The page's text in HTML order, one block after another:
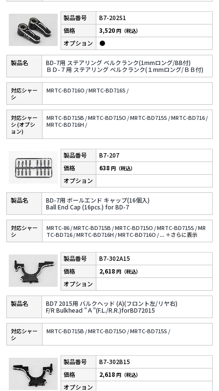
B7-202S1
BD-7用 ステアリング ベルクランク(1mmロング/BB付)
ＢＤ-７用 ステアリング ベルクランク(１mmロング/ＢＢ付)
3,520円（税込）
●
対応シャー
シ
MRTC-BD716O /MRTC-BD716S /
対応シャー
シ (オプシ
ョン)
MRTC-BD715B /MRTC-BD715O /MRTC-BD715S /MRTC-BD716 /
MRTC-BD716H /
B7-207
BD-7用 ボールエンド キャップ(16個入)
Ball End Cap (16pcs.) for BD-7
638円（税込）
対応シャー
シ
MRTC-86 /MRTC-BD715B /MRTC-BD715O /MRTC-BD715S /MR
TC-BD716 /MRTC-BD716H /MRTC-BD716O /... ＋さらに表⽰
B7-302A15
BD7 2015用 バルクヘッド (A)(フロント左/リヤ右)
F/R Bulkhead ”Ａ”(F.L./R.R.)forBD72015
2,618円（税込）
対応シャー
シ
MRTC-BD715B /MRTC-BD715O /MRTC-BD715S /
B7-302B15
2,618円（税込）